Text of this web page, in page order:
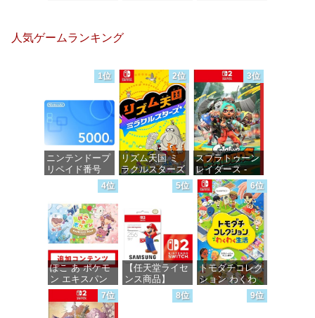
価格：¥100
人気ゲームランキング
1位
ニンテンドープ
リペイド番号
5000円|オンラ
インコード版
価格：¥5,000
2位
リズム天国 ミ
ラクルスターズ
3位
スプラトゥーン
レイダース -
Switch2
価格：¥6,455
4位
ぽこ あ ポケモ
ン エキスパン
ションパス|オン
ラインコード版
5位
【任天堂ライセ
ンス商品】
6位
トモダチコレク
ション わくわ
く生活 -Switch
7位 8位 9位